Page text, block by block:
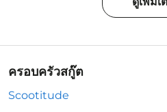
ครอบครัวสกู๊ต
Scootitude